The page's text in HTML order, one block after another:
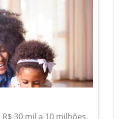
30 mil a 10 milhões.